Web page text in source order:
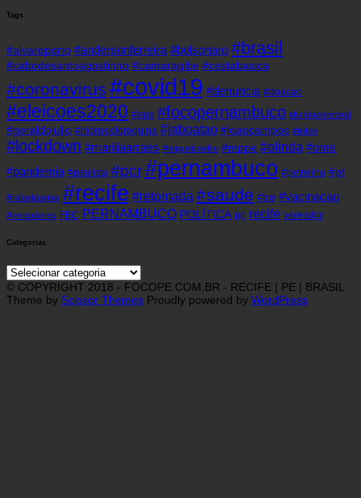
Tags
#alvaroporto #andersonferreira #bolsonaro #brasil
#cabodesantoagostinho #camaragibe #cestabasica
#coronavirus #covid19 #denuncia #doacao
#eleicoes2020 #eua #focopernambuco #fundaoeleitoral
#geraldojulio #hidroxicloroquina #jaboatao #joaocampos #leitos
#lockdown #mariliaarraes #miguelcoelho #mppe #olinda #oms
#pandemia #paulista #pcr#pernambuco #petrolina #pt
#rafaeldantas #recife #retomada #saude #tce #vacinacao
#vereadores FBC PERNAMBUCO POLÍTICA pp recife vereador
Categorias
Categorias
© COPYRIGHT 2018 - FOCOPE.COM.BR - RECIFE | PE | BRASIL
Theme by Scissor Themes Proudly powered by WordPress